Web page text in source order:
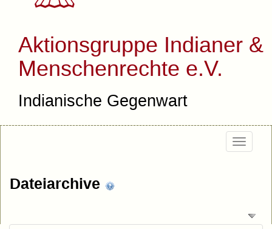
Aktionsgruppe Indianer &
Menschenrechte e.V.
Indianische Gegenwart
Dateiarchive